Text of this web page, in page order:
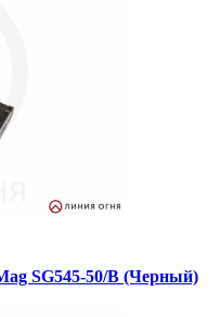
SG545-50/B (Черный)